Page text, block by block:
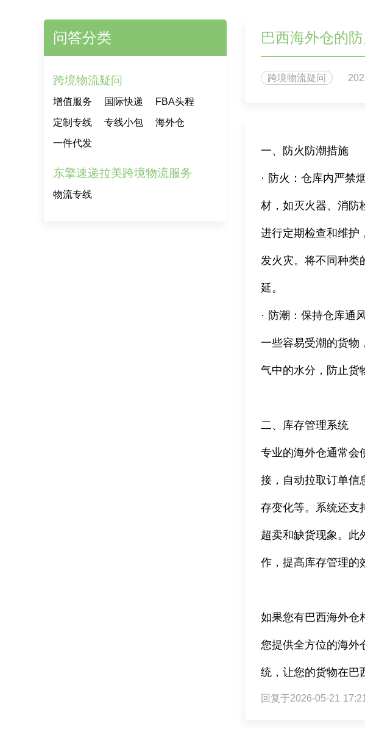
问答分类
跨境物流疑问
增值服务 国际快递
FBA头程
定制专线
专线小包
海外仓
一件代发
东擎速递拉美跨境物流服务
物流专线
巴西海外仓的
跨境物流疑问
一、防火防潮措施
· 防火：仓库内严禁
材，如灭火器、消防
进行定期检查和维护
发火灾。将不同种类
延。
· 防潮：保持仓库通
一些容易受潮的货物
气中的水分，防止货
二、库存管理系统
专业的海外仓通常会
接，自动拉取订单信
存变化等。系统还支
超卖和缺货现象。此
作，提高库存管理的
如果您有巴西海外仓
您提供全方位的海外
统，让您的货物在巴
回复于2026-05-21 17:21